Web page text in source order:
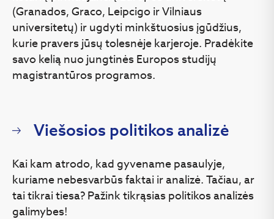
Dr. Ieva Petronytė-
(Granados, Graco, Leipcigo ir Vilniaus
universitetų) ir ugdyti minkštuosius įgūdžius,
kurie pravers jūsų tolesnėje karjeroje. Pradėkite
savo kelią nuo jungtinės Europos studijų
magistrantūros programos.
Viešosios politikos analizė
Kai kam atrodo, kad gyvename pasaulyje,
kuriame nebesvarbūs faktai ir analizė. Tačiau, ar
tai tikrai tiesa? Pažink tikrąsias politikos analizės
galimybes!